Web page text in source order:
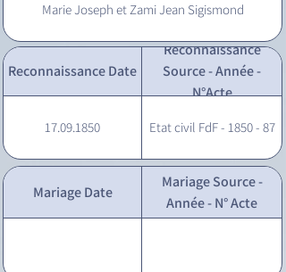
Marie Joseph et Zami Jean Sigismond
Reconnaissance Date
Reconnaissance
Source - Année -
N°Acte
17.09.1850 Etat civil FdF - 1850 - 87
Mariage Date
Mariage Source -
Année - N° Acte